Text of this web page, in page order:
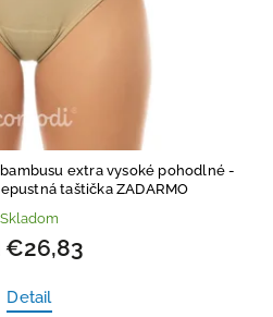
extra vysoké pohodlné -
taštička ZADARMO
Skladom
€26,83
Detail